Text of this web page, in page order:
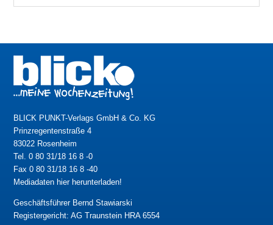
BLICK PUNKT-Verlags GmbH & Co. KG
Prinzregentenstraße 4
83022 Rosenheim
Tel. 0 80 31/18 16 8 -0
Fax 0 80 31/18 16 8 -40
Mediadaten hier herunterladen!
Geschäftsführer Bernd Stawiarski
Registergericht: AG Traunstein HRA 6554